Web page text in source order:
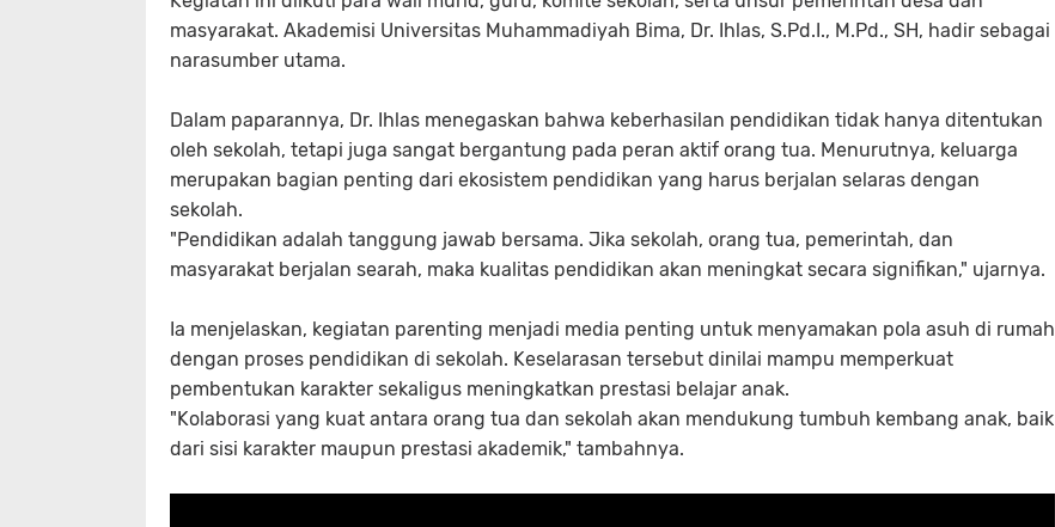
masyarakat. Akademisi Universitas Muhammadiyah Bima, Dr. Ihlas, S.Pd.I., M.Pd., SH, hadir sebagai
narasumber utama.
Dalam paparannya, Dr. Ihlas menegaskan bahwa keberhasilan pendidikan tidak hanya ditentukan
oleh sekolah, tetapi juga sangat bergantung pada peran aktif orang tua. Menurutnya, keluarga
merupakan bagian penting dari ekosistem pendidikan yang harus berjalan selaras dengan
sekolah.
"Pendidikan adalah tanggung jawab bersama. Jika sekolah, orang tua, pemerintah, dan
masyarakat berjalan searah, maka kualitas pendidikan akan meningkat secara signifikan," ujarnya.
Ia menjelaskan, kegiatan parenting menjadi media penting untuk menyamakan pola asuh di rumah
dengan proses pendidikan di sekolah. Keselarasan tersebut dinilai mampu memperkuat
pembentukan karakter sekaligus meningkatkan prestasi belajar anak.
"Kolaborasi yang kuat antara orang tua dan sekolah akan mendukung tumbuh kembang anak, baik
dari sisi karakter maupun prestasi akademik," tambahnya.